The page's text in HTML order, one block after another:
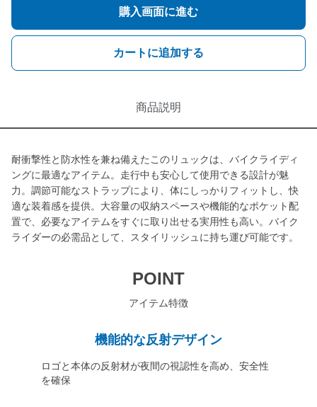
購入画面に進む
カートに追加する
商品説明
耐衝撃性と防水性を兼ね備えたこのリュックは、バイクライディ
ングに最適なアイテム。走行中も安心して使用できる設計が魅
力。調節可能なストラップにより、体にしっかりフィットし、快
適な装着感を提供。大容量の収納スペースや機能的なポケット配
置で、必要なアイテムをすぐに取り出せる実用性も高い。バイク
ライダーの必需品として、スタイリッシュに持ち運び可能です。
POINT
アイテム特徴
機能的な反射デザイン
ロゴと本体の反射材が夜間の視認性を高め、安全性
を確保